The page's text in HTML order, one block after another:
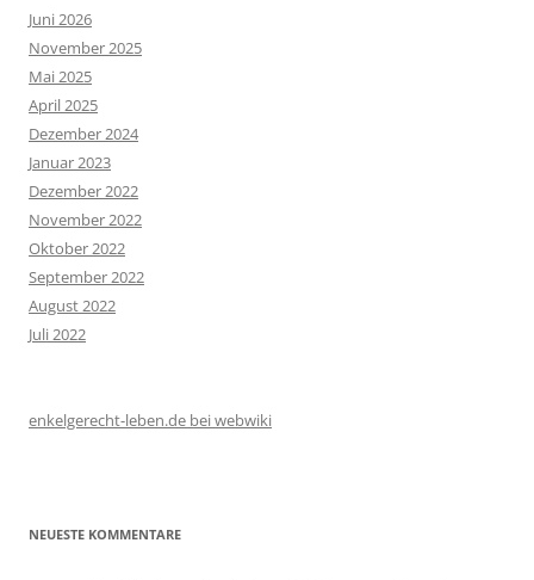
Juni 2026
November 2025
Mai 2025
April 2025
Dezember 2024
Januar 2023
Dezember 2022
November 2022
Oktober 2022
September 2022
August 2022
Juli 2022
enkelgerecht-leben.de bei webwiki
NEUESTE KOMMENTARE